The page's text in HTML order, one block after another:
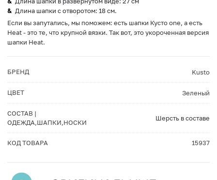
Длина шапки с отворотом: 18 см.
Если вы запутались, мы поможем: есть шапки Кусто one, а есть
Heat - это те, что крупной вязки. Так вот, это укороченная версия
шапки Heat.
БРЕНД Kusto
ЦВЕТ Зеленый
СОСТАВ |
ОДЕЖДА,ШАПКИ,НОСКИ
Шерсть в составе
КОД ТОВАРА 15937